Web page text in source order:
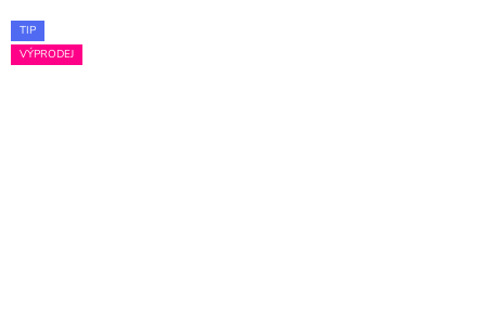
TIP
VÝPRODEJ